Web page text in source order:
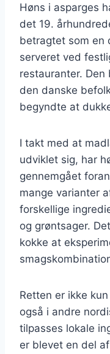
Høns i asparges
det 19.
betragtet som en
serveret ved
restauranter.
den danske
begyndte at
I takt med at
udviklet sig, har
gennemgået
mange varianter
forskellige
og grøntsager.
kokke at
Retten er ikke
også i andre
tilpasses lokale
er blevet en del